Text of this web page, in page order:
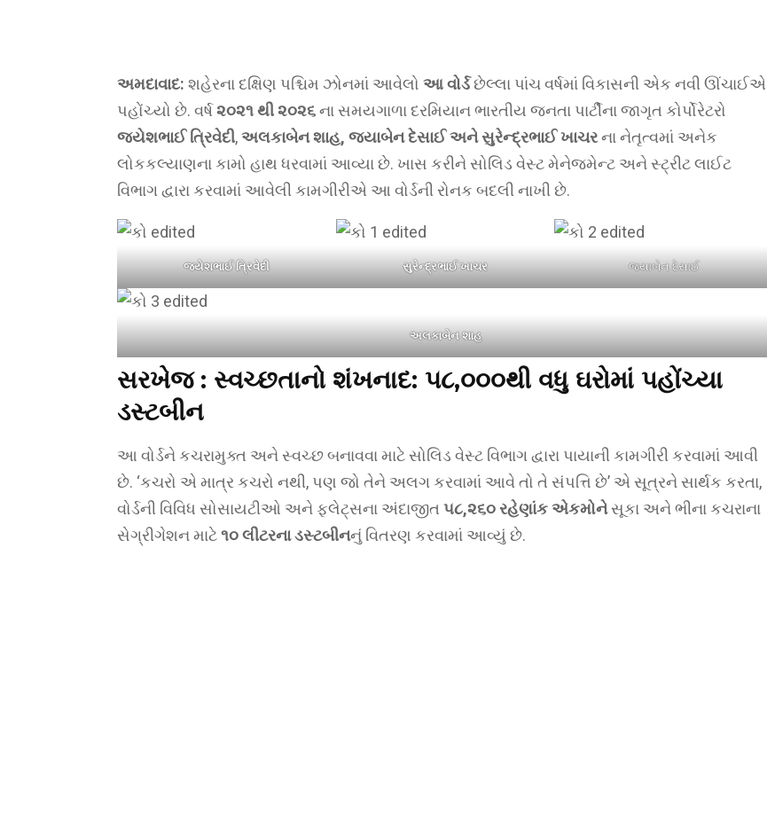
અમદાવાદ: શહેરના દક્ષિણ પશ્ચિમ ઝોનમાં આવેલો આ વોર્ડછેલ્લા પાંચ વર્ષમાં વિકાસની એક નવી ઊંચાઈએ
પહોંચ્યો છે. વર્ષ૨૦૨૧ થી ૨૦૨૬ના સમયગાળા દરમિયાન ભારતીય જનતા પાર્ટીના જાગૃત કોર્પોરેટરો
જયેશભાઈ ત્રિવેદી,અલકાબેન શાહ, જયાબેન દેસાઈ અને સુરેન્દ્રભાઈ ખાચરના નેતૃત્વમાં અનેક
લોકકલ્યાણના કામો હાથ ધરવામાં આવ્યા છે. ખાસ કરીને સોલિડ વેસ્ટ મેનેજમેન્ટ અને સ્ટ્રીટ લાઈટ
વિભાગ દ્વારા કરવામાં આવેલી કામગીરીએ આ વોર્ડની રોનક બદલી નાખી છે.
જયેશભાઈ ત્રિવેદી સુરેન્દ્રભાઈ ખાચર જયાબેન દેસાઈ
અલકાબેન શાહ
સરખેજ : સ્વચ્છતાનો શંખનાદ: ૫૮,૦૦૦થી વધુ ઘરોમાં પહોંચ્યા
ડસ્ટબીન
આ વોર્ડને કચરામુક્ત અને સ્વચ્છ બનાવવા માટે સોલિડ વેસ્ટ વિભાગ દ્વારા પાયાની કામગીરી કરવામાં આવી
છે. ‘કચરો એ માત્ર કચરો નથી, પણ જો તેને અલગ કરવામાં આવે તો તે સંપત્તિ છે’ એ સૂત્રને સાર્થક કરતા,
વોર્ડની વિવિધ સોસાયટીઓ અને ફ્લેટ્સના અંદાજીત ૫૮,૨૬૦ રહેણાંક એકમોનેસૂકા અને ભીના કચરાના
સેગ્રીગેશન માટે૧૦ લીટરના ડસ્ટબીનનું વિતરણ કરવામાં આવ્યું છે.